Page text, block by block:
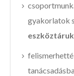
gyakorlatok